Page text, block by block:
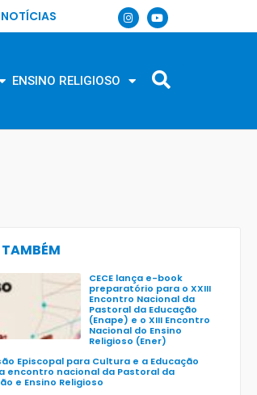
NOTÍCIAS
ENSINO RELIGIOSO
CECE lança e-book
preparatório para o XXIII
Encontro Nacional da
Pastoral da Educação
(Enape) e o XIII Encontro
Nacional do Ensino
Religioso (Ener)
Episcopal para Cultura e a Educação
encontro nacional da Pastoral da
e Ensino Religioso